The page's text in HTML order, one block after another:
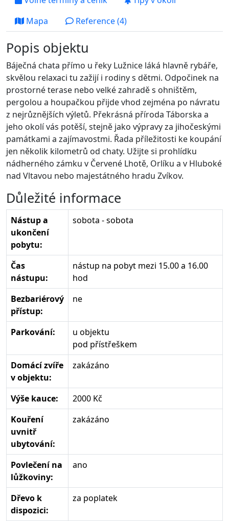
Mapa
Reference (4)
Popis objektu
Báječná chata přímo u řeky Lužnice láká hlavně rybáře,
skvělou relaxaci tu zažijí i rodiny s dětmi. Odpočinek na
prostorné terase nebo velké zahradě s ohništěm,
pergolou a houpačkou přijde vhod zejména po návratu
z nejrůznějších výletů. Překrásná příroda Táborska a
jeho okolí vás potěší, stejně jako výpravy za jihočeskými
památkami a zajímavostmi. Řada příležitosti ke koupání
jen několik kilometrů od chaty. Užijte si prohlídku
nádherného zámku v Červené Lhotě, Orlíku a v Hluboké
nad Vltavou nebo majestátného hradu Zvíkov.
Důležité informace
Nástup a
ukončení
pobytu:
sobota - sobota
Čas
nástupu:
nástup na pobyt mezi 15.00 a 16.00
hod
Bezbariérový
přístup:
ne
Parkování:
u objektu
pod přístřeškem
Domácí zvíře
v objektu:
zakázáno
Výše kauce:
2000 Kč
Kouření
uvnitř
ubytování:
zakázáno
Povlečení na
lůžkoviny:
ano
Dřevo k
dispozici:
za poplatek